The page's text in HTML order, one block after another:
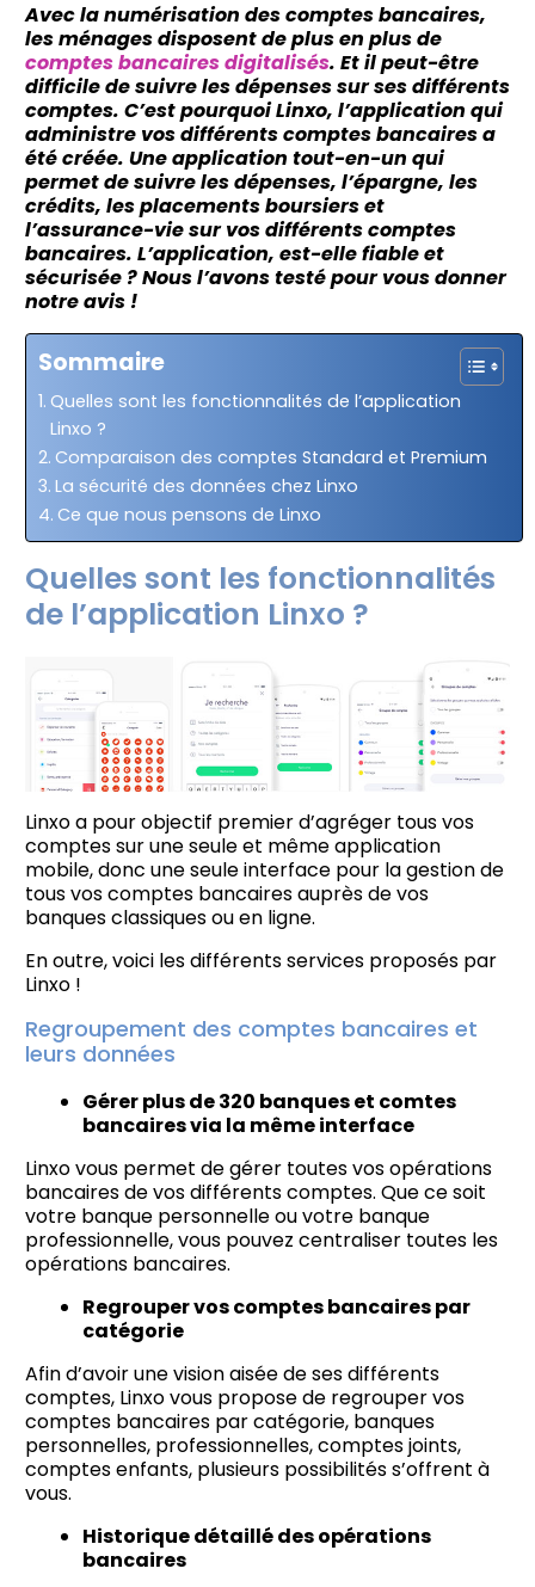
Avec la numérisation des comptes bancaires,
les ménages disposent de plus en plus de
comptes bancaires digitalisés. Et il peut-être
difficile de suivre les dépenses sur ses différents
comptes. C’est pourquoi Linxo, l’application qui
administre vos différents comptes bancaires a
été créée. Une application tout-en-un qui
permet de suivre les dépenses, l’épargne, les
crédits, les placements boursiers et
l’assurance-vie sur vos différents comptes
bancaires. L’application, est-elle fiable et
sécurisée ? Nous l’avons testé pour vous donner
notre avis !
Sommaire
Quelles sont les fonctionnalités de l’application
Linxo ?
Comparaison des comptes Standard et Premium
La sécurité des données chez Linxo
Ce que nous pensons de Linxo
Quelles sont les fonctionnalités
de l’application Linxo ?
Linxo a pour objectif premier d’agréger tous vos
comptes sur une seule et même application
mobile, donc une seule interface pour la gestion de
tous vos comptes bancaires auprès de vos
banques classiques ou en ligne.
En outre, voici les différents services proposés par
Linxo !
Regroupement des comptes bancaires et
leurs données
Gérer plus de 320 banques et comtes
bancaires via la même interface
Linxo vous permet de gérer toutes vos opérations
bancaires de vos différents comptes. Que ce soit
votre banque personnelle ou votre banque
professionnelle, vous pouvez centraliser toutes les
opérations bancaires.
Regrouper vos comptes bancaires par
catégorie
Afin d’avoir une vision aisée de ses différents
comptes, Linxo vous propose de regrouper vos
comptes bancaires par catégorie, banques
personnelles, professionnelles, comptes joints,
comptes enfants, plusieurs possibilités s’offrent à
vous.
Historique détaillé des opérations
bancaires